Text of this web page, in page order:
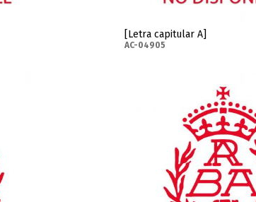
[Letra capitular A]
AC-04905